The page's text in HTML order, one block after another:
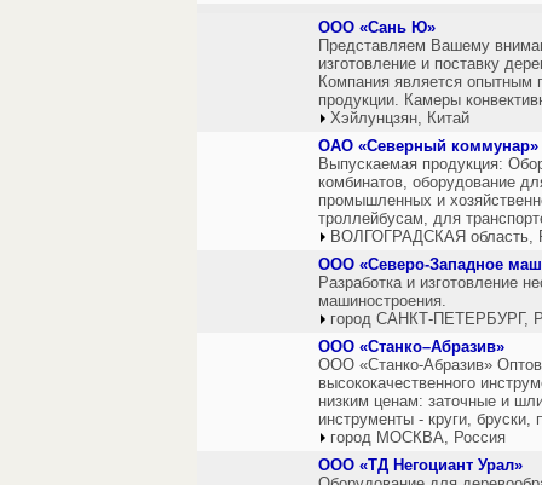
ООО «Сань Ю»
Представляем Вашему
изготовление и поставку
Компания является опытным
продукции. Камеры
Хэйлунцзян, Китай
ОАО «Северный коммунар»
Выпускаемая продукция:
комбинатов, оборудование
промышленных и
троллейбусам, для
ВОЛГОГРАДСКАЯ область,
ООО «Северо-Западное
Разработка и изготовление
машиностроения.
город САНКТ-ПЕТЕРБУРГ,
ООО «Станко–Абразив»
ООО «Станко-Абразив»
высококачественного
низким ценам: заточные и
инструменты - круги,
город МОСКВА, Россия
ООО «ТД Негоциант Урал»